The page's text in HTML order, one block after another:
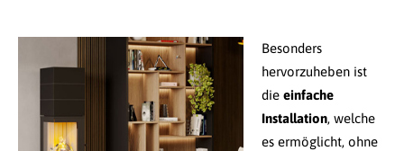
Besonders
hervorzuheben ist
die einfache
Installation, welche
es ermöglicht, ohne